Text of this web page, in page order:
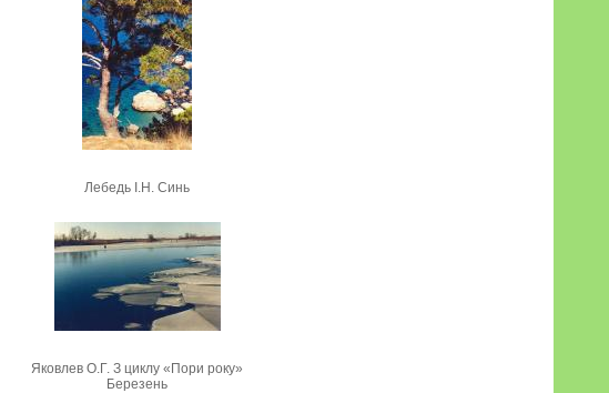
Лебедь I.Н. Синь
Яковлев О.Г. З циклу «Пори року»
Березень